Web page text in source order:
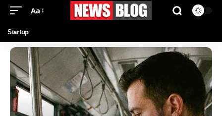
Aa
Startup